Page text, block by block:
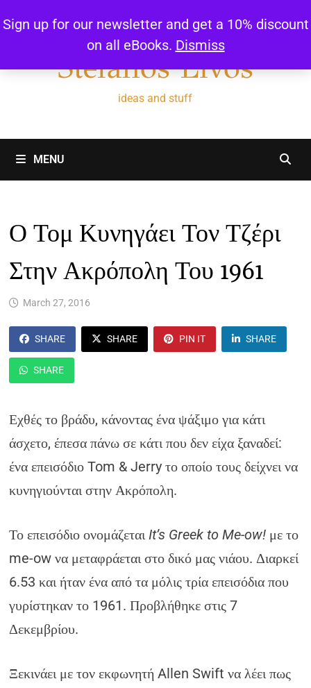
Sign up for our newsletter and get a 10% discount
on all eBooks. Dismiss
to
Stefanos Livos
ideas and stuff
MENU
Ο Τομ Κυνηγάει Τον Τζέρι
Στην Ακρόπολη Του 1961
March 27, 2016
SHARE SHARE PIN IT SHARE
SHARE
Εχθές το βράδυ, κάνοντας ένα ψάξιμο για κάτι
άσχετο, έπεσα πάνω σε κάτι που δεν είχα ξαναδεί:
ένα επεισόδιο Tom & Jerry το οποίο τους δείχνει να
κυνηγιούνται στην Ακρόπολη.
Το επεισόδιο ονομάζεταιIt’s Greek to Me-ow! με το
me-ow να μεταφράεται στο δικό μας νιάου. Διαρκεί
6.53 και ήταν ένα από τα μόλις τρία επεισόδια που
γυρίστηκαν το 1961. Προβλήθηκε στις 7
Δεκεμβρίου.
Ξεκινάει με τον εκφωνητή Allen Swift να λέει πως